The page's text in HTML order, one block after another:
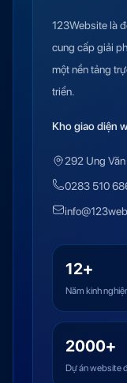
123Website là
cung cấp giải
một nền tảng
triển.
Kho giao diện
292 Ung
0283 510
12+
Năm kinh
2000+
Dự án website